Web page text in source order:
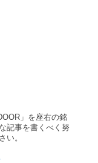
」を座右の銘
記事を書くべく努
い。